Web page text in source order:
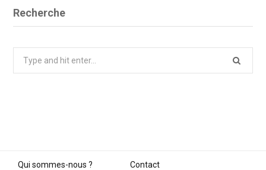
Recherche
Search
Qui sommes-nous ? Contact